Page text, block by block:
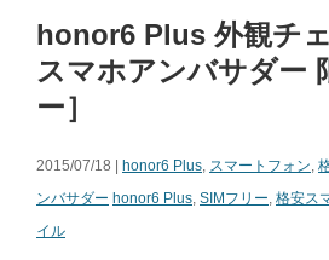
honor6 Plus 外観チ
スマホアンバサダー
ー］
2015/07/18 | honor6 Plus, スマートフォン,
ンバサダー honor6 Plus, SIMフリー, 格安ス
イル